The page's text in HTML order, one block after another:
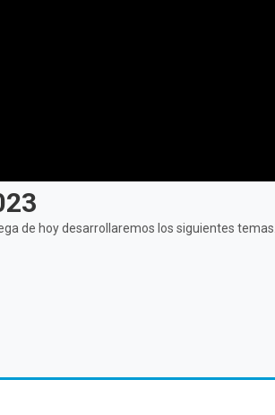
de hoy desarrollaremos los siguientes temas.